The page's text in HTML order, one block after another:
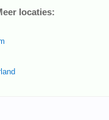
locaties: